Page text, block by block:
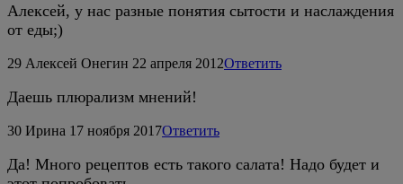
Алексей, у нас разные понятия сытости и наслаждения
от еды;)
29 Алексей Онегин 22 апреля 2012Ответить
Даешь плюрализм мнений!
30 Ирина 17 ноября 2017Ответить
Да! Много рецептов есть такого салата! Надо будет и